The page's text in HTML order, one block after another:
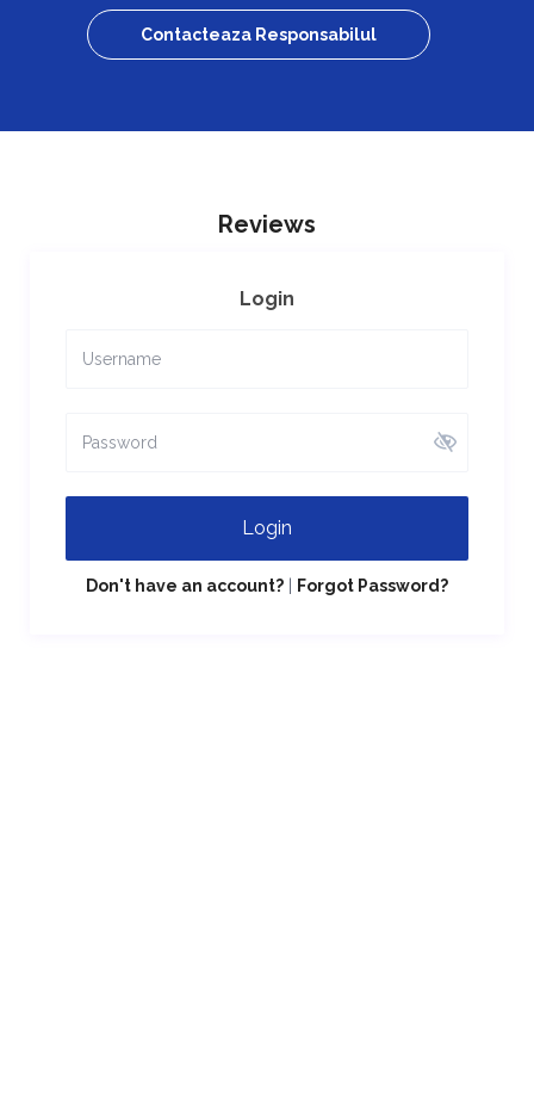
Contacteaza Responsabilul
Reviews
Login
Login
Don't have an account? Forgot Password?